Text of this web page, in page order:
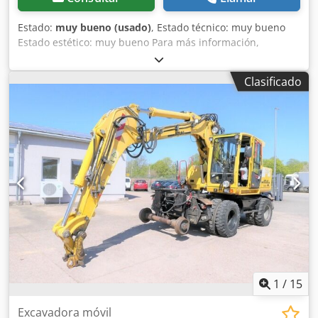
Estado: muy bueno (usado), Estado técnico: muy bueno
Estado estético: muy bueno Para más información,
póngase en contacto con Ferdinand Pater. Dkedpot Dltbofx
Amajr
Clasificado
1 / 15
Excavadora móvil